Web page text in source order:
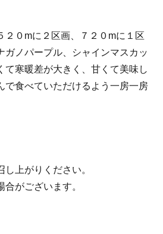
０mに２区画、７２０mに１区
ノパープル、シャインマスカッ
て寒暖差が大きく、甘くて美味し
で食べていただけるよう一房一房
上がりください。
がございます。